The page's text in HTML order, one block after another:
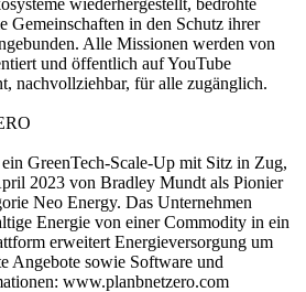
Gemeinschaften in den Schutz ihrer
Alle Missionen werden von
und öffentlich auf YouTube
nachvollziehbar, für alle zugänglich.
GreenTech-Scale-Up mit Sitz in Zug,
2023 von Bradley Mundt als Pionier
Neo Energy. Das Unternehmen
Energie von einer Commodity in ein
erweitert Energieversorgung um
Angebote sowie Software und
www.planbnetzero.com